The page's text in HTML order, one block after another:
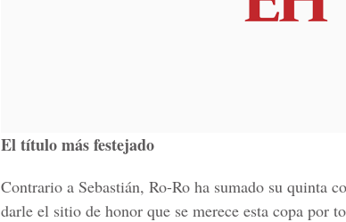
El título más festejado
Contrario a Sebastián, Ro-Ro ha sumado su quinta
darle el sitio de honor que se merece esta copa por